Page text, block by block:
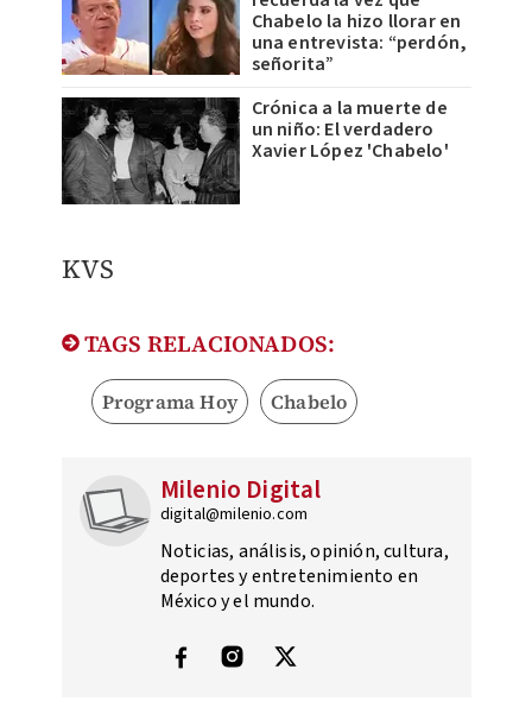
Chabelo la hizo llorar en
una entrevista: “perdón,
señorita”
Crónica a la muerte de
un niño: El verdadero
Xavier López 'Chabelo'
KVS
TAGS RELACIONADOS:
Programa Hoy Chabelo
Milenio Digital
digital@milenio.com
Noticias, análisis, opinión, cultura,
deportes y entretenimiento en
México y el mundo.